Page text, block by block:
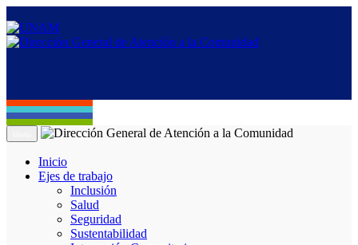
Inicio
Ejes de trabajo
Inclusión
Salud
Seguridad
Sustentabilidad